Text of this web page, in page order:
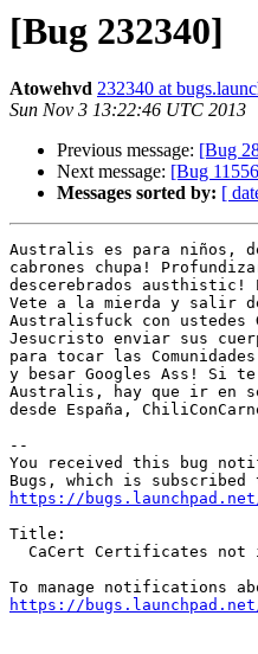
[Bug 232340]
Atowehvd 232340 at
Sun Nov 3 13:22:46 UTC 2013
Previous message: [Bug
Next message: [Bug
Messages sorted by: [
Australis es para niños,
cabrones chupa!
descerebrados austhistic!
Vete a la mierda y salir
Australisfuck con ustedes
Jesucristo enviar sus
para tocar las
y besar Googles Ass! Si
Australis, hay que ir en
desde España,
--
You received this bug
https://bugs.launchpad.net/
Title:
https://